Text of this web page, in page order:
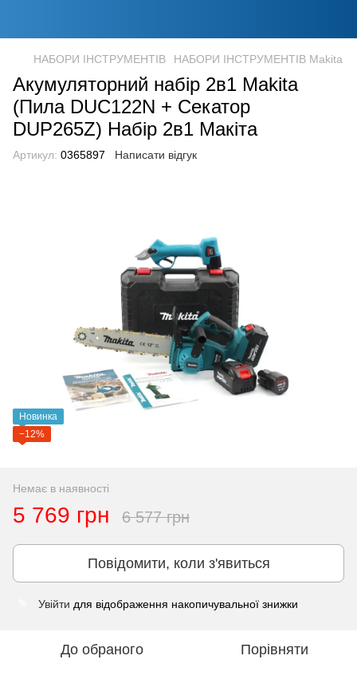
НАБОРИ ІНСТРУМЕНТІВ НАБОРИ ІНСТРУМЕНТІВ Makita
Акумуляторний набір 2в1 Makita
(Пила DUC122N + Секатор
DUP265Z) Набір 2в1 Макіта
Артикул: 0365897 Написати відгук
Новинка
−12%
Немає в наявності
5 769 грн 6 577 грн
Повідомити, коли з'явиться
Увійти для відображення накопичувальної знижки
До обраного Порівняти